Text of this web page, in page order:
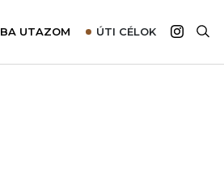
UTAZOM ÚTI CÉLOK